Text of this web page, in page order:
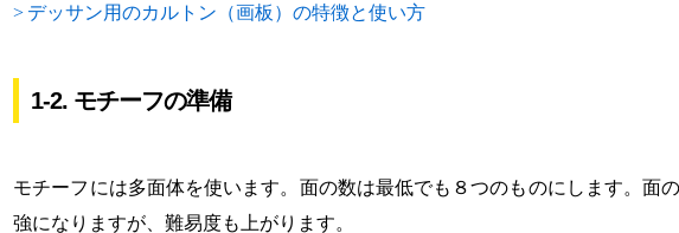
> デッサン用のカルトン（画板）の特徴と使い方
1-2. モチーフの準備
モチーフには多面体を使います。面の数は最低でも８つのものにします。面
強になりますが、難易度も上がります。